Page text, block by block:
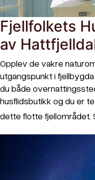
Fjellfolkets
av
Opplev de vakre
utgangspunkt i fjellbygda
du både
husflidsbutikk og du er
dette flotte fjellområdet.